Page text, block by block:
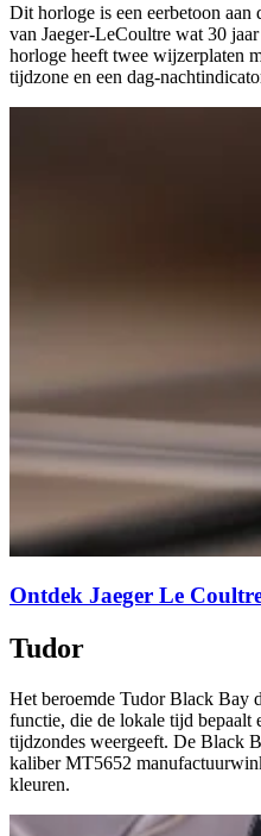
Dit horloge is een eerbetoon
van Jaeger-LeCoultre wat 30
horloge heeft twee wijzerplaten
tijdzone en een dag-
Ontdek Jaeger Le
Tudor
Het beroemde Tudor Black Bay
functie, die de lokale tijd bepaalt
tijdzondes weergeeft. De Black
kaliber MT5652
kleuren.